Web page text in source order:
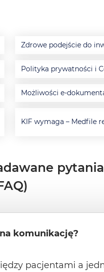
Zdrowe podejście do
Polityka prywatności i
Możliwości e-
KIF wymaga – Medfile
pytania
komunikację?
pacjentami a